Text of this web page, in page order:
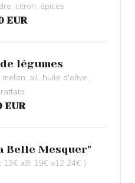
citron, épices
EUR
légumes
ail, huile d'olive,
EUR
Belle Mesquer"
13€ x9: 19€ x12 24€ )